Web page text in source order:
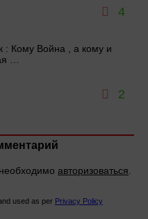
4
: Кому Война , а кому и
…
2
авторизоваться.
used as per Privacy Policy